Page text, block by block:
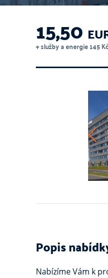
15,50
+ služby a energie 145
Popis
Nabízíme Vám k